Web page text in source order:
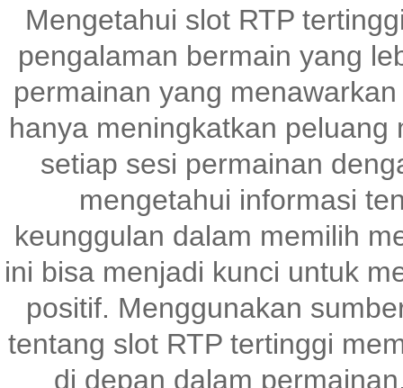
Mengetahui slot RTP
pengalaman bermain yang
permainan yang
hanya meningkatkan
setiap sesi permainan
mengetahui informasi
keunggulan dalam memilih
ini bisa menjadi kunci untuk
positif. Menggunakan
tentang slot RTP tertinggi
di depan dalam